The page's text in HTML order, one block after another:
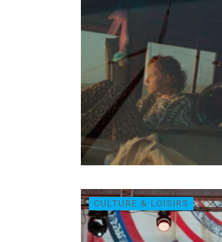
CULTURE & LOISIRS